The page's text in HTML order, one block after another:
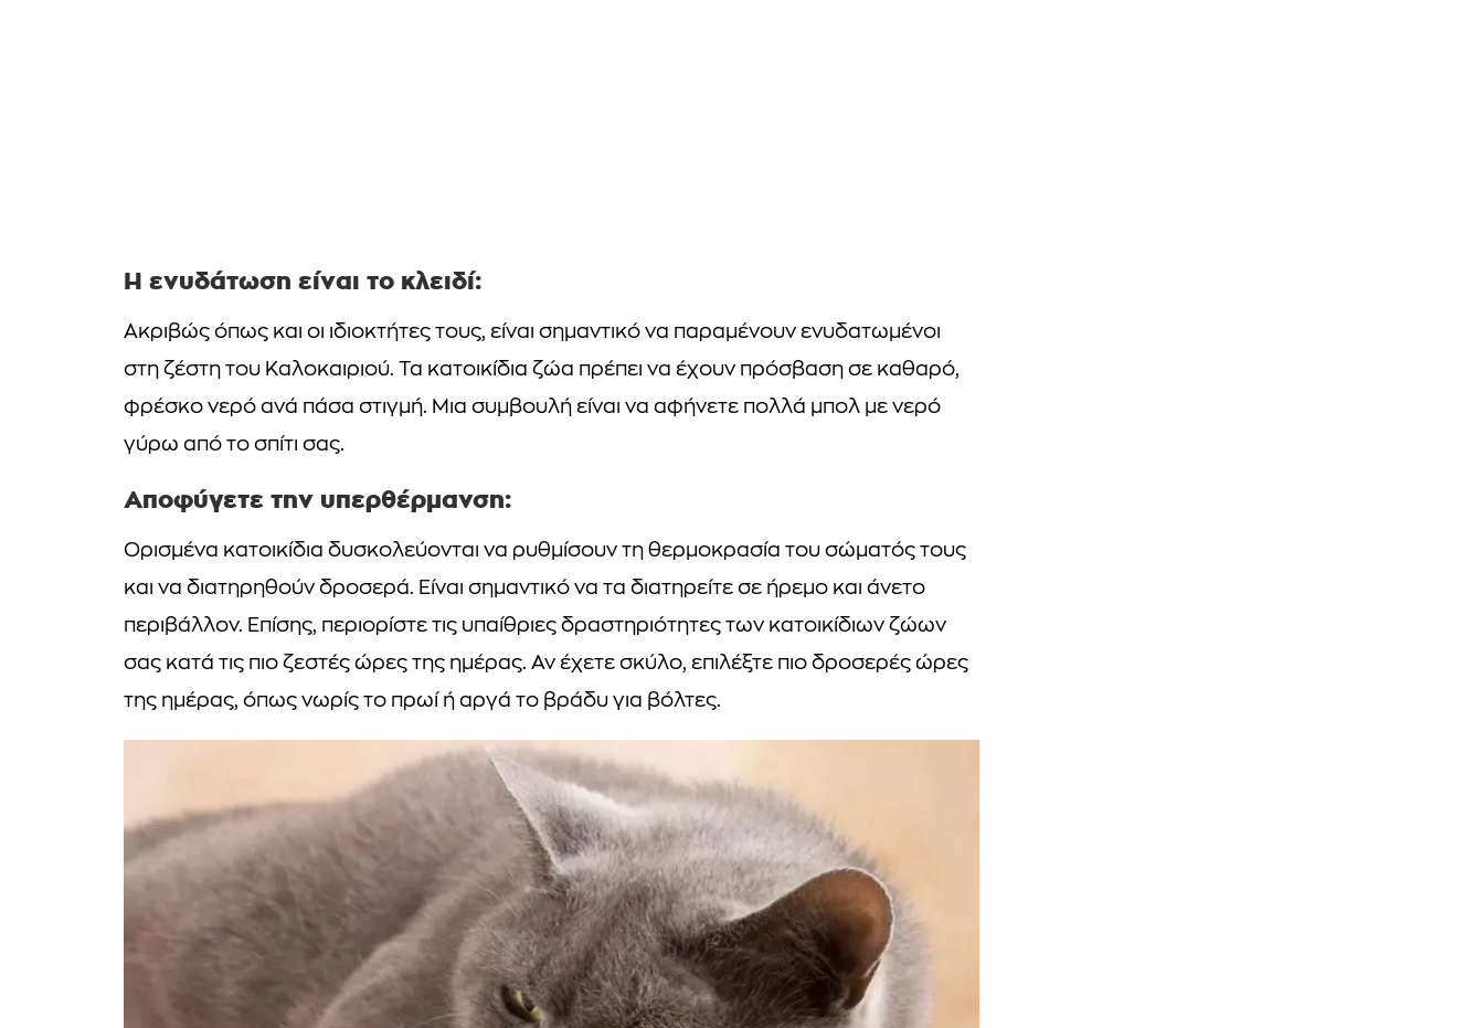
Η ενυδάτωση είναι το κλειδί:
Ακριβώς όπως και οι ιδιοκτήτες τους, είναι σημαντικό να παραμένουν ενυδατωμένοι
στη ζέστη του Καλοκαιριού. Τα κατοικίδια ζώα πρέπει να έχουν πρόσβαση σε καθαρό,
φρέσκο νερό ανά πάσα στιγμή. Μια συμβουλή είναι να αφήνετε πολλά μπολ με νερό
γύρω από το σπίτι σας.
Αποφύγετε την υπερθέρμανση:
Ορισμένα κατοικίδια δυσκολεύονται να ρυθμίσουν τη θερμοκρασία του σώματός τους
και να διατηρηθούν δροσερά. Είναι σημαντικό να τα διατηρείτε σε ήρεμο και άνετο
περιβάλλον. Επίσης, περιορίστε τις υπαίθριες δραστηριότητες των κατοικίδιων ζώων
σας κατά τις πιο ζεστές ώρες της ημέρας. Αν έχετε σκύλο, επιλέξτε πιο δροσερές ώρες
της ημέρας, όπως νωρίς το πρωί ή αργά το βράδυ για βόλτες.